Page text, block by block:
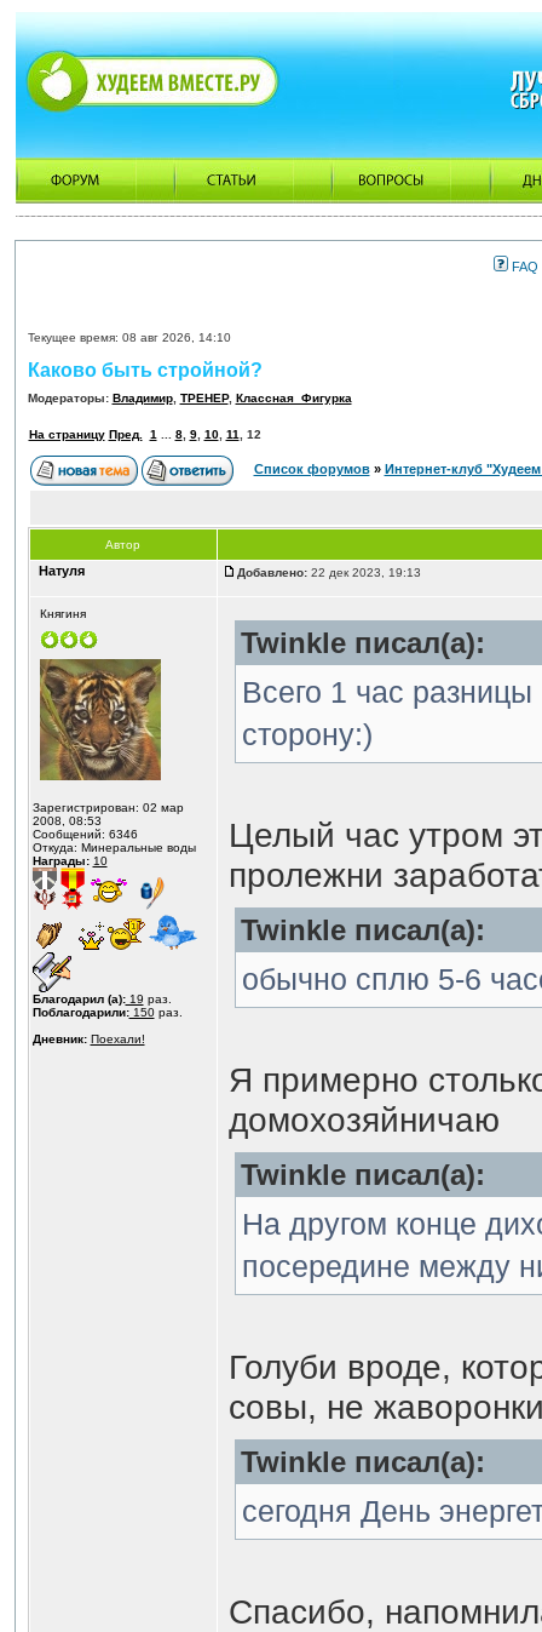
FAQ
Текущее время: 08 авг 2026, 14:10
Каково быть стройной?
Модераторы: Владимир, ТРЕНЕР, Классная_Фигурка
На страницу Пред. 1 8, 9, 10, 11 12
Список форумов» Интернет-клуб
Автор
Натуля Добавлено:22 дек 2023, 19:13
Княгиня
Зарегистрирован: 02 мар
2008, 08:53
Сообщений: 6346
Откуда: Минеральные воды
Награды: 10
Благодарил (а):19 раз.
Поблагодарили:150раз.
Дневник: Поехали!
Twinkle писал(а):
Всего 1 час
сторону:)
Целый час утром
пролежни
Twinkle писал(а):
обычно сплю 5-6
Я примерно
домохозяйничаю
Twinkle писал(а):
На другом конце
посередине между
Голуби вроде,
совы, не
Twinkle писал(а):
сегодня День
Спасибо,